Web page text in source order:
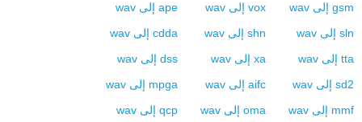
gsm إلى wav
vox إلى wav
ape إلى wav
sln إلى wav
shn إلى wav
cdda إلى wav
tta إلى wav
xa إلى wav
dss إلى wav
sd2 إلى wav
aifc إلى wav
mpga إلى wav
mmf إلى wav
oma إلى wav
qcp إلى wav